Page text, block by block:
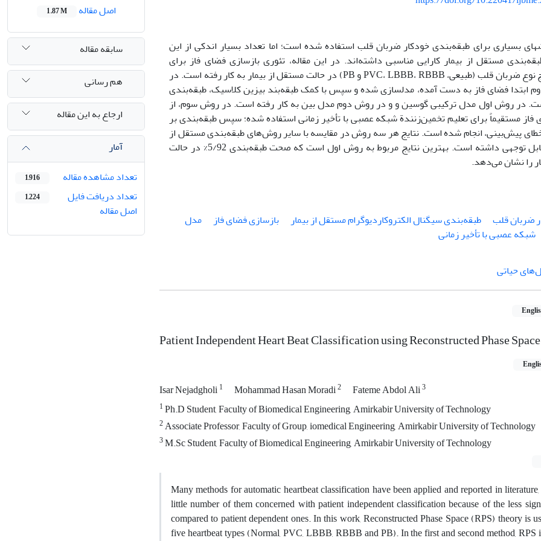
بسیاری برای طبقه‌بندی ‌خودکار ضربان قلب استفاده شده است؛ اما تعداد بسیار اندکی از این
مستقل از بیمار کارایی مناسبی داشته‌اند. در این مقاله، تئوری بازسازی فضای فاز برای
طبقه‌بندی پنج نوع ضربان قلب (طبیعی، PVC، LBBB، RBBB و PB) در حالت مستقل از بیمار به کار رفته است. در
ابتدا فضای فاز به دست آمده، مدلسازی شده و سپس با کمک طبقه‌بند بیزین کلاسیک، طبقه‌بندی
در روش اول مدل ترکیبی گوسین و و در روش دوم مدل بین به کار رفته است. در روش سوم، از
فاز مستقیماً برای تعلیم تخمین‌زنندة شبکه عصبی با تأخیر زمانی استفاده شده؛ سپس طبقه‌بندی بر
پیش‌بینی، انجام شده است. نتایج هر سه روش در مقایسه با سایر روش‌های طبقه‌بندی مستقل از
بیمار بهبود قابل توجهی داشته است. بهترین نتایج مربوط به روش اول است که صحت طبقه‌بندی 5/92% در حالت
را نشان می‌دهد.
ضربان قلب طبقه‌بندی سیگنال الکتروکاردیوگرام مستقل از بیمار بازسازی فضای فاز
مدل
شبکه‌ عصبی با تأخیر زمانی
حیاتی
Patient Independent Heart Beat Classification using Reconstructed Phase Space
Isar Nejadgholi1 Mohammad Hasan Moradi2 Fateme Abdol Ali3
1Ph.D Student, Faculty of Biomedical Engineering, Amirkabir University of Technology
2Associate Professor, Faculty of Group, iomedical Engineering, Amirkabir University of Technology
3M.Sc Student, Faculty of Biomedical Engineering, Amirkabir University of Technology
Many methods for automatic heartbeat classification have been applied and reported in
little number of them concerned with patient independent classification because of the less
compared to patient dependent ones. In this work, Reconstructed Phase Space (RPS) theory is
five heartbeat types (Normal, PVC, LBBB, RBBB and PB). In the first and second method, RPS
اصل مقاله 1.87 M
سابقه مقاله
هم رسانی
ارجاع به این مقاله
آمار
تعداد مشاهده مقاله
1,916
تعداد دریافت فایل
اصل مقاله
1,224